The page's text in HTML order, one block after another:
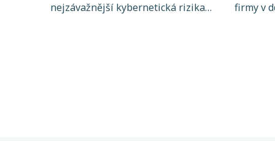
nejzávažnější kybernetická rizika
firmy v
chyba